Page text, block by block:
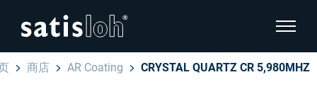
显示页
隐藏页面导航
商店 AR Coating CRYSTAL QUARTZ CR 5,980MHZ